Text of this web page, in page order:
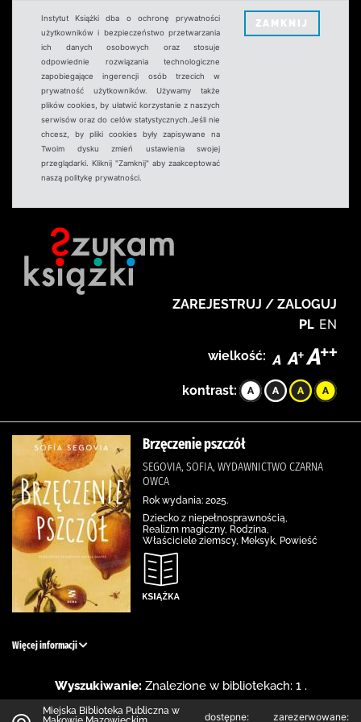
Instytut Książki dba o ochronę prywatności
użytkowników i bezpieczeństwo przetwarzania
ich danych osobowych oraz stosuje
odpowiednie rozwiązania technologiczne
zapobiegające ingerencji osób trzecich w
prywatność użytkowników. Używamy także
plików cookies, by ułatwić korzystanie z naszych
serwisów oraz do celów statystycznych.Jeśli nie
chcesz, by pliki cookies były zapisywane na
Twoim dysku zmień ustawienia swojej
przeglądarki. Kliknij "Zamknij" aby zaakceptować
naszą politykę prywatności.
ZAMKNIJ
ZAREJESTRUJ / ZALOGUJ
PL EN
wielkość:
kontrast:
Brzęczenie pszczół
SEGOVIA, SOFIA, WYDAWNICTWO CZARNA
OWCA
Rok wydania: 2025.
Dziecko z niepełnosprawnością,
Realizm magiczny, Rodzina,
Właściciele ziemscy, Meksyk, Powieść
Więcej informacji
Wyszukiwanie: Znalezione w bibliotekach: 1 .
Miejska Biblioteka Publiczna w
dostępne: zarezerwowane: